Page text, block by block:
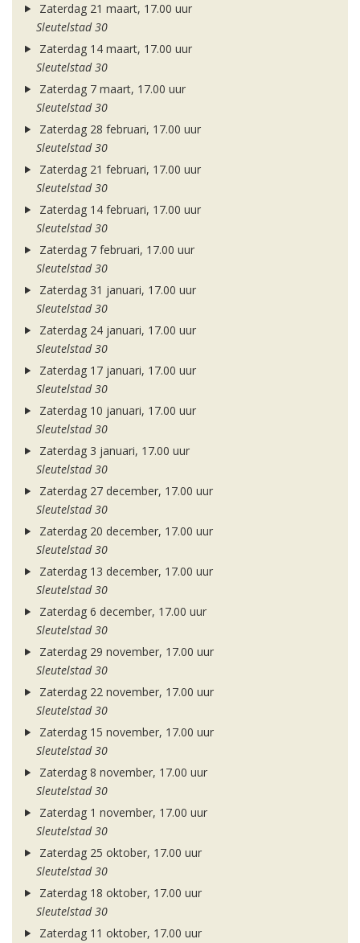
Zaterdag 21 maart, 17.00 uur
Sleutelstad 30
Zaterdag 14 maart, 17.00 uur
Sleutelstad 30
Zaterdag 7 maart, 17.00 uur
Sleutelstad 30
Zaterdag 28 februari, 17.00 uur
Sleutelstad 30
Zaterdag 21 februari, 17.00 uur
Sleutelstad 30
Zaterdag 14 februari, 17.00 uur
Sleutelstad 30
Zaterdag 7 februari, 17.00 uur
Sleutelstad 30
Zaterdag 31 januari, 17.00 uur
Sleutelstad 30
Zaterdag 24 januari, 17.00 uur
Sleutelstad 30
Zaterdag 17 januari, 17.00 uur
Sleutelstad 30
Zaterdag 10 januari, 17.00 uur
Sleutelstad 30
Zaterdag 3 januari, 17.00 uur
Sleutelstad 30
Zaterdag 27 december, 17.00 uur
Sleutelstad 30
Zaterdag 20 december, 17.00 uur
Sleutelstad 30
Zaterdag 13 december, 17.00 uur
Sleutelstad 30
Zaterdag 6 december, 17.00 uur
Sleutelstad 30
Zaterdag 29 november, 17.00 uur
Sleutelstad 30
Zaterdag 22 november, 17.00 uur
Sleutelstad 30
Zaterdag 15 november, 17.00 uur
Sleutelstad 30
Zaterdag 8 november, 17.00 uur
Sleutelstad 30
Zaterdag 1 november, 17.00 uur
Sleutelstad 30
Zaterdag 25 oktober, 17.00 uur
Sleutelstad 30
Zaterdag 18 oktober, 17.00 uur
Sleutelstad 30
Zaterdag 11 oktober, 17.00 uur